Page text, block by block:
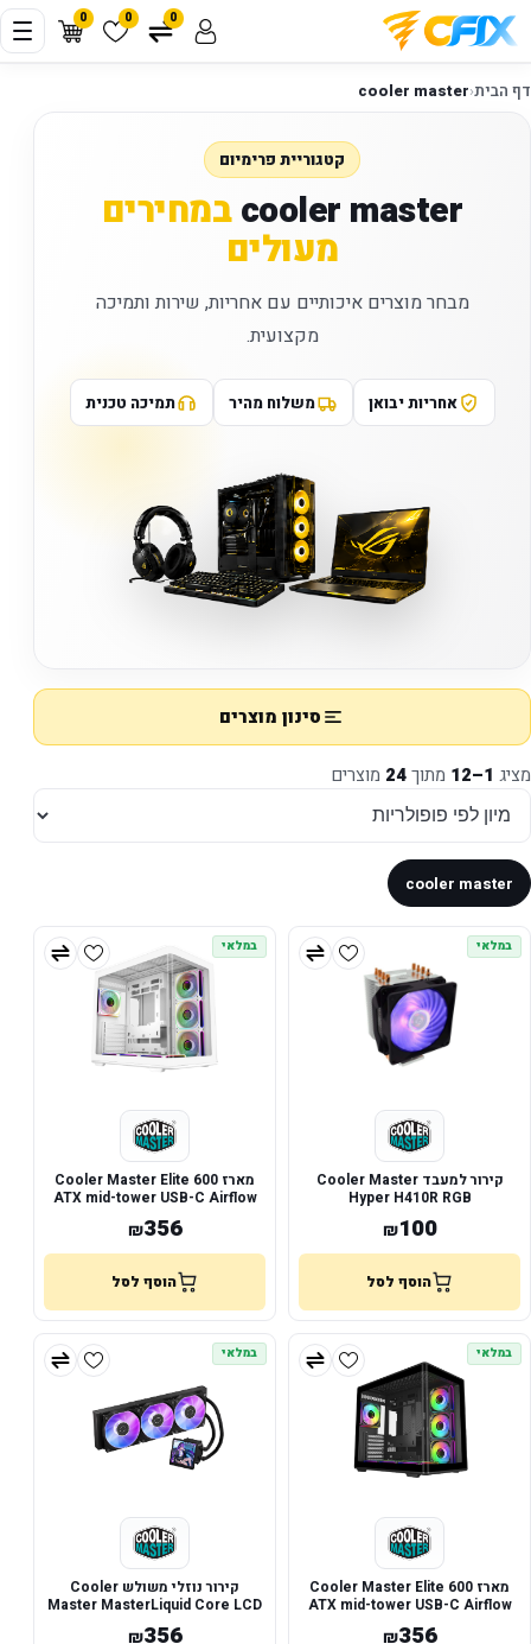
0 0 0
דף הבית‹
cooler master
קטגוריית פרימיום
cooler masterבמחירים
מעולים
מבחר מוצרים איכותיים עם אחריות, שירות ותמיכה
מקצועית.
אחריות יבואן משלוח מהיר תמיכה טכנית
סינון מוצרים
מציג 1–12 מתוך24 מוצרים
cooler master
במלאי
קירור למעבד Cooler Master
Hyper H410R RGB
₪100
הוסף לסל
במלאי
מארז Cooler Master Elite 600
ATX mid-tower USB-C Airflow
White
₪356
הוסף לסל
במלאי
מארז Cooler Master Elite 600
ATX mid-tower USB-C Airflow
Black
₪356
במלאי
קירור נוזלי משולש Cooler
Master MasterLiquid Core LCD
360 4-inch
₪356